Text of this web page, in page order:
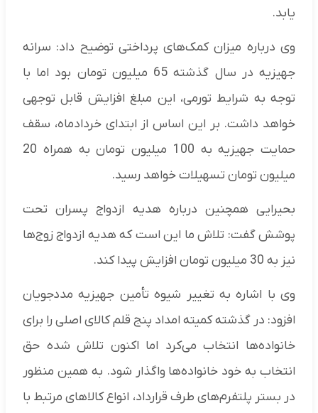
یابد.
وی درباره میزان کمک‌های پرداختی توضیح داد: سرانه
جهیزیه در سال گذشته 65 میلیون تومان بود اما با
توجه به شرایط تورمی، این مبلغ افزایش قابل توجهی
خواهد داشت. بر این اساس از ابتدای خردادماه، سقف
حمایت جهیزیه به 100 میلیون تومان به همراه 20
میلیون تومان تسهیلات خواهد رسید.
بحیرایی همچنین درباره هدیه ازدواج پسران تحت
پوشش گفت: تلاش ما این است که هدیه ازدواج زوج‌ها
نیز به 30 میلیون تومان افزایش پیدا کند.
وی با اشاره به تغییر شیوه تأمین جهیزیه مددجویان
افزود: در گذشته کمیته امداد پنج قلم کالای اصلی را برای
خانواده‌ها انتخاب می‌کرد اما اکنون تلاش شده حق
انتخاب به خود خانواده‌ها واگذار شود. به همین منظور
در بستر پلتفرم‌های طرف قرارداد، انواع کالاهای مرتبط با